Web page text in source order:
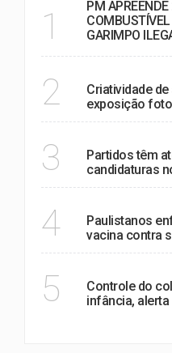
1
PM
GARIMPO
2
Criatividade
exposição
3
Partidos têm
candidaturas
4
Paulistanos
vacina contra
5
Controle do
infância,